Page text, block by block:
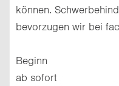
können.
bevorzugen wir bei
Beginn
ab sofort